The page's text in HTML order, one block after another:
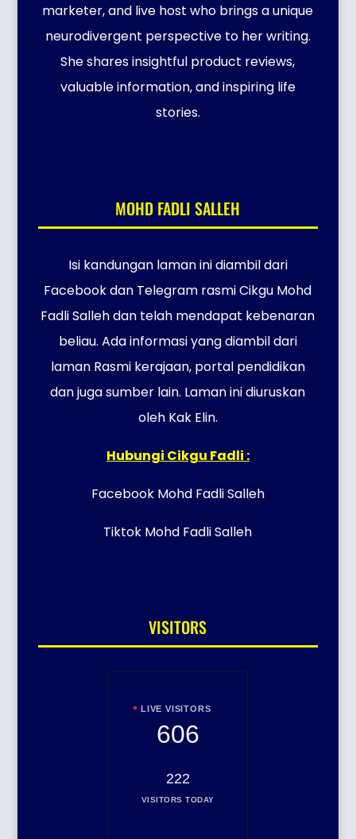
marketer, and live host who brings a unique
neurodivergent perspective to her writing.
She shares insightful product reviews,
valuable information, and inspiring life
stories.
MOHD FADLI SALLEH
Isi kandungan laman ini diambil dari
Facebook dan Telegram rasmi Cikgu Mohd
Fadli Salleh dan telah mendapat kebenaran
beliau. Ada informasi yang diambil dari
laman Rasmi kerajaan, portal pendidikan
dan juga sumber lain. Laman ini diuruskan
oleh Kak Elin.
Hubungi Cikgu Fadli :
Facebook Mohd Fadli Salleh
Tiktok Mohd Fadli Salleh
VISITORS
LIVE VISITORS
606
222
VISITORS TODAY